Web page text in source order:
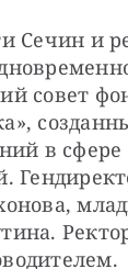
Сечин и
совет
в